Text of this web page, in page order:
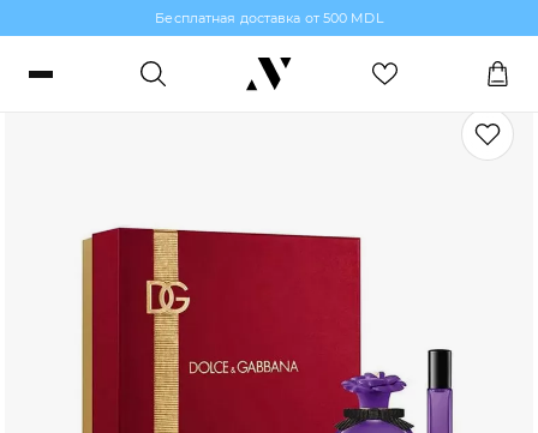
Бесплатная доставка от 500 MDL
Парфюмерия
Уход за кожей
Наборы Женской парфюмерии